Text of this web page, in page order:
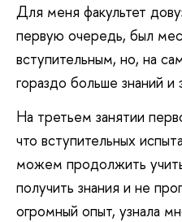
Для меня факультет
первую очередь, был
вступительным, но, на
гораздо больше знаний и
На третьем занятии
что вступительных
можем продолжить
получить знания и не
огромный опыт, узнала